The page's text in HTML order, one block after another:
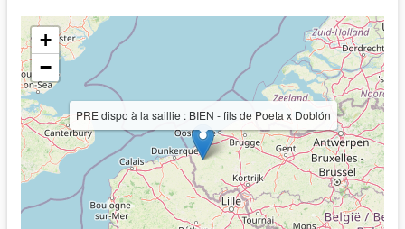
PRE dispo à la saillie : BIEN - fils de Poeta x Doblón
+
−